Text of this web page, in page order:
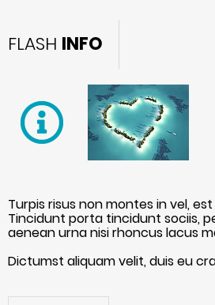
FLASH INFO
Turpis risus non montes in vel, est
Tincidunt porta tincidunt sociis,
aenean urna nisi rhoncus lacus
Dictumst aliquam velit, duis eu